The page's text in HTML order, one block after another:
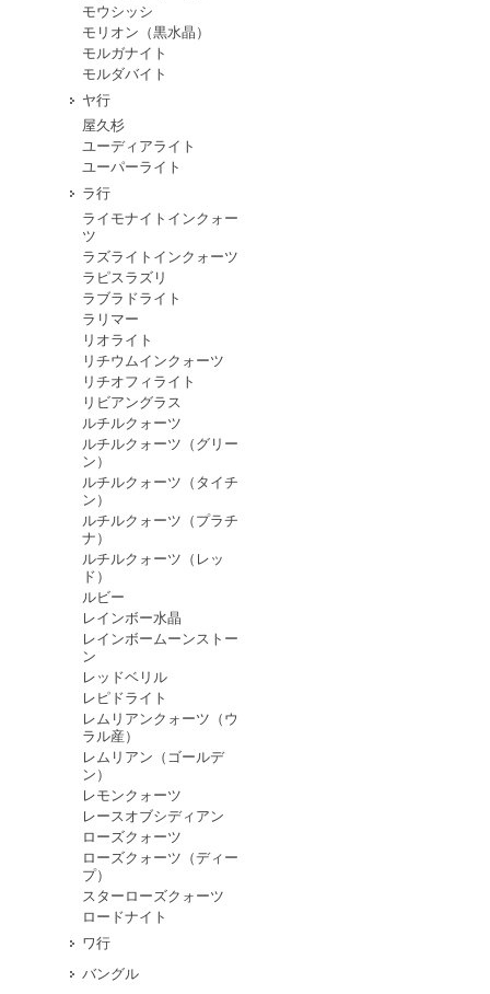
モウシッシ
モリオン（黒水晶）
モルガナイト
モルダバイト
ヤ行
屋久杉
ユーディアライト
ユーパーライト
ラ行
ライモナイトインクォー
ツ
ラズライトインクォーツ
ラピスラズリ
ラブラドライト
ラリマー
リオライト
リチウムインクォーツ
リチオフィライト
リビアングラス
ルチルクォーツ
ルチルクォーツ（グリー
ン）
ルチルクォーツ（タイチ
ン）
ルチルクォーツ（プラチ
ナ）
ルチルクォーツ（レッ
ド）
ルビー
レインボー水晶
レインボームーンストー
ン
レッドベリル
レピドライト
レムリアンクォーツ（ウ
ラル産）
レムリアン（ゴールデ
ン）
レモンクォーツ
レースオブシディアン
ローズクォーツ
ローズクォーツ（ディー
プ）
スターローズクォーツ
ロードナイト
ワ行
バングル